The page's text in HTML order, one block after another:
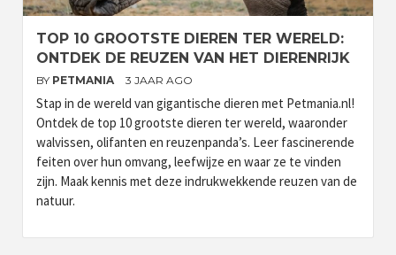
TOP 10 GROOTSTE DIEREN TER WERELD:
ONTDEK DE REUZEN VAN HET DIERENRIJK
BY PETMANIA 3 JAAR AGO
Stap in de wereld van gigantische dieren met Petmania.nl!
Ontdek de top 10 grootste dieren ter wereld, waaronder
walvissen, olifanten en reuzenpanda’s. Leer fascinerende
feiten over hun omvang, leefwijze en waar ze te vinden
zijn. Maak kennis met deze indrukwekkende reuzen van de
natuur.